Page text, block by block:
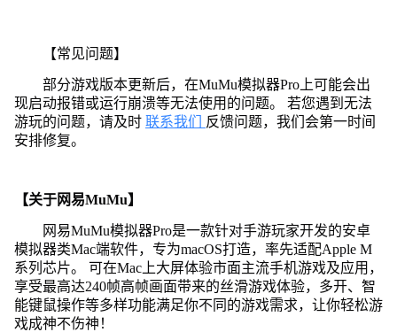
【常见问题】
部分游戏版本更新后，在MuMu模拟器Pro上可能会出
现启动报错或运行崩溃等无法使用的问题。 若您遇到无法
游玩的问题，请及时 联系我们
反馈问题，我们会第一时间
安排修复。
【关于网易MuMu】
网易MuMu模拟器Pro是一款针对手游玩家开发的安卓
模拟器类Mac端软件，专为macOS打造，率先适配Apple M
系列芯片。 可在Mac上大屏体验市面主流手机游戏及应用，
享受最高达240帧高帧画面带来的丝滑游戏体验，多开、智
能键鼠操作等多样功能满足你不同的游戏需求，让你轻松游
戏成神不伤神！